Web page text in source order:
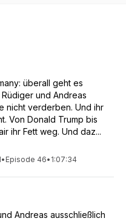
überall geht es
und Andreas
nicht verderben. Und ihr
Von Donald Trump bis
ihr Fett weg. Und daz...
• Episode 46• 1:07:34
Andreas ausschließlich